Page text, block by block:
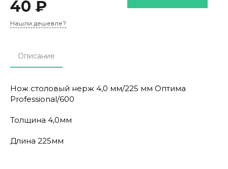
40 ₽
Нашли дешевле?
Описание
Нож столовый нерж 4,0 мм/225 мм Оптима
Professional/600
Толщина 4,0мм
Длина 225мм